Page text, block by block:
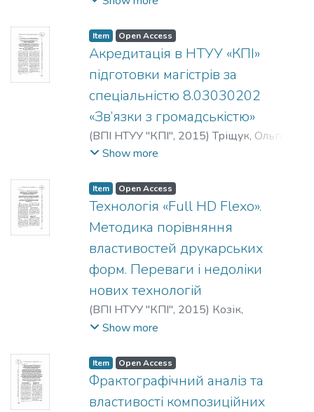
Item Open Access
Акредитація в НТУУ «КПІ»
підготовки магістрів за
спеціальністю 8.03030202
«Зв’язки з громадськістю»
(ВПІ НТУУ "КПІ", 2015)Тріщук, Ольга
Володимирівна
Volodymyrivna;Fihol, Nadiia Mykolaivna
Трищук, Ольга Владимировна;Фиголь,
Надежда Николаевна
Show more
Item Open Access
Технологія «Full HD Flexo».
Методика порівняння
властивостей друкарських
форм. Переваги і недоліки
нових технологій
(ВПІ НТУУ "КПІ", 2015) Козік,
Олександр Михайлович
Михайлович
Show more
Item Open Access
Фрактографічний аналіз та
властивості композиційних